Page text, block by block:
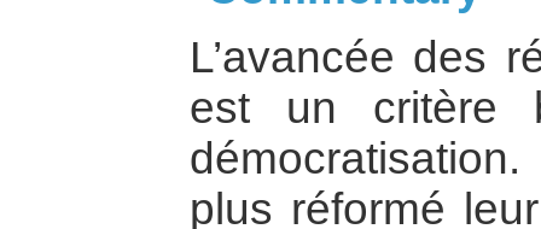
L’avancée des
est un critère
plus réformé